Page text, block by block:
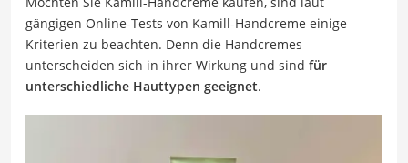
gängigen Online-Tests von Kamill-Handcreme einige
Kriterien zu beachten. Denn die Handcremes
unterscheiden sich in ihrer Wirkung und sind für
unterschiedliche Hauttypen geeignet.